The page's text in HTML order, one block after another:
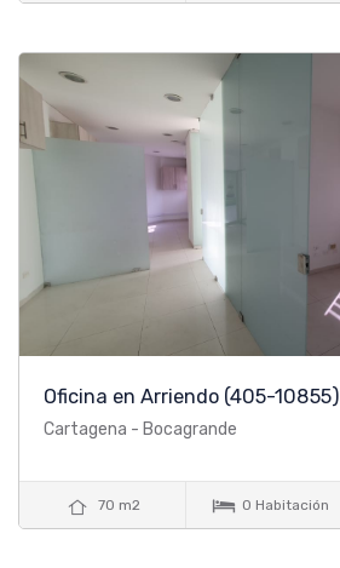
Oficina en Arriendo (405-10855)
Cartagena - Bocagrande
 70 m2  0 Habitación